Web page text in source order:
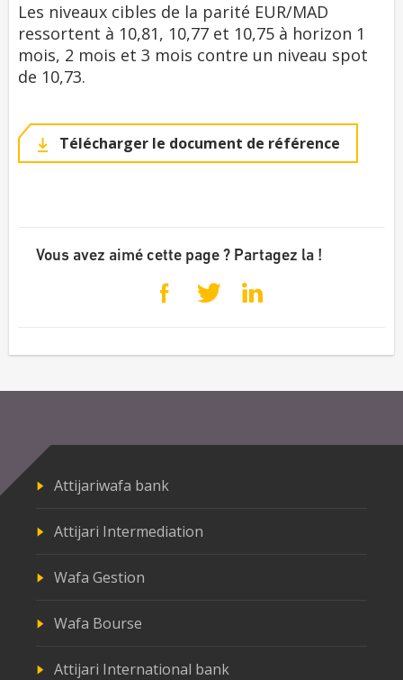
Les niveaux cibles de la parité EUR/MAD
ressortent à 10,81, 10,77 et 10,75 à horizon 1
mois, 2 mois et 3 mois contre un niveau spot
de 10,73.
Télécharger le document de référence
Vous avez aimé cette page ? Partagez la !
Attijariwafa bank
Attijari Intermediation
Wafa Gestion
Wafa Bourse
Attijari International bank